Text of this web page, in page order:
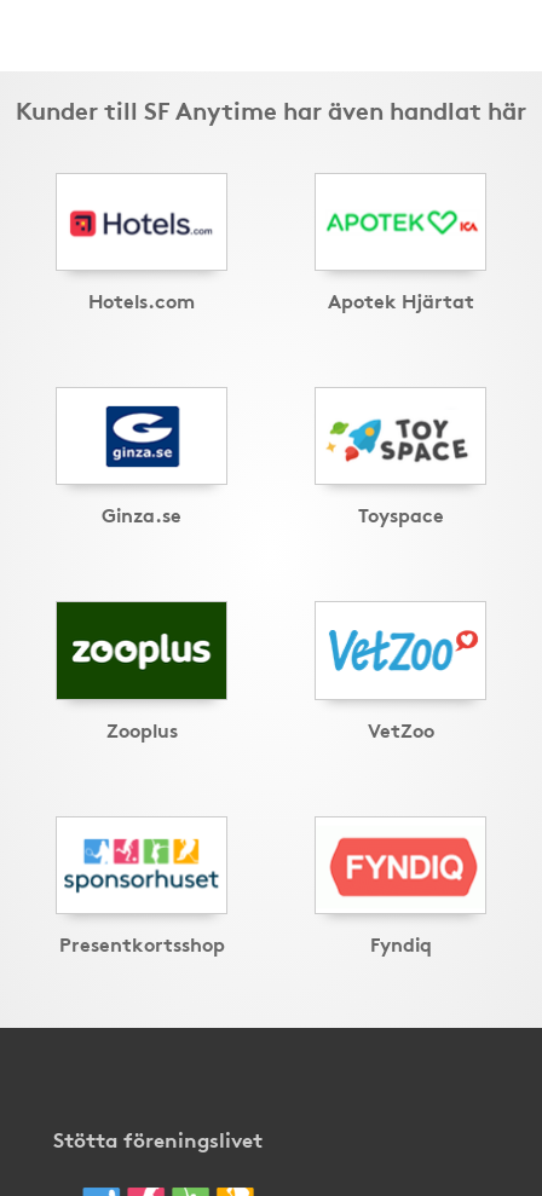
Kunder till SF Anytime har även handlat här
Hotels.com Apotek Hjärtat
Ginza.se Toyspace
Zooplus VetZoo
Presentkortsshop Fyndiq
Stötta föreningslivet